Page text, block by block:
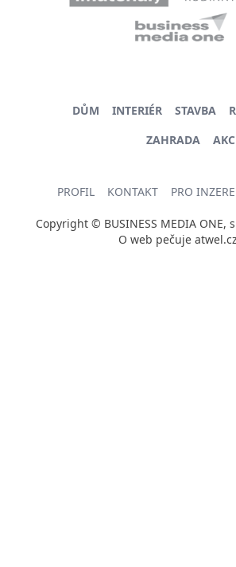
DŮM INTERIÉR STAVBA
ZAHRADA
PROFIL KONTAKT PRO
Copyright © BUSINESS MEDIA ONE,